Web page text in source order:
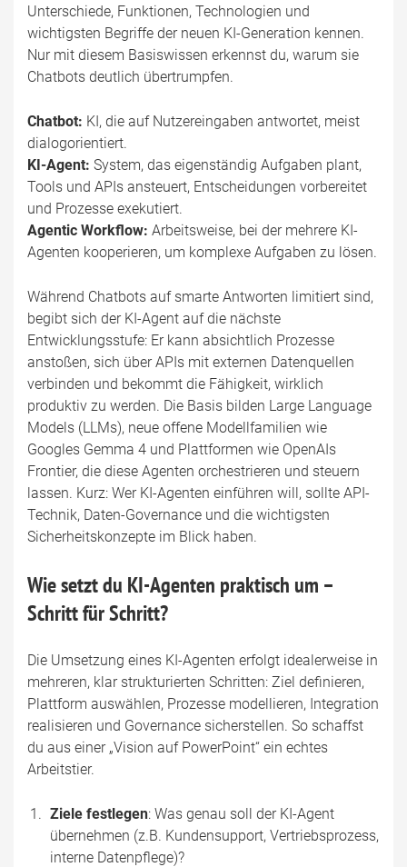
Unterschiede, Funktionen, Technologien und
wichtigsten Begriffe der neuen KI-Generation kennen.
Nur mit diesem Basiswissen erkennst du, warum sie
Chatbots deutlich übertrumpfen.
Chatbot: KI, die auf Nutzereingaben antwortet, meist
dialogorientiert.
KI-Agent: System, das eigenständig Aufgaben plant,
Tools und APIs ansteuert, Entscheidungen vorbereitet
und Prozesse exekutiert.
Agentic Workflow: Arbeitsweise, bei der mehrere KI-
Agenten kooperieren, um komplexe Aufgaben zu lösen.
Während Chatbots auf smarte Antworten limitiert sind,
begibt sich der KI-Agent auf die nächste
Entwicklungsstufe: Er kann absichtlich Prozesse
anstoßen, sich über APIs mit externen Datenquellen
verbinden und bekommt die Fähigkeit, wirklich
produktiv zu werden. Die Basis bilden Large Language
Models (LLMs), neue offene Modellfamilien wie
Googles Gemma 4 und Plattformen wie OpenAIs
Frontier, die diese Agenten orchestrieren und steuern
lassen. Kurz: Wer KI-Agenten einführen will, sollte API-
Technik, Daten-Governance und die wichtigsten
Sicherheitskonzepte im Blick haben.
Wie setzt du KI-Agenten praktisch um –
Schritt für Schritt?
Die Umsetzung eines KI-Agenten erfolgt idealerweise in
mehreren, klar strukturierten Schritten: Ziel definieren,
Plattform auswählen, Prozesse modellieren, Integration
realisieren und Governance sicherstellen. So schaffst
du aus einer „Vision auf PowerPoint“ ein echtes
Arbeitstier.
Ziele festlegen: Was genau soll der KI-Agent
übernehmen (z.B. Kundensupport, Vertriebsprozess,
interne Datenpflege)?